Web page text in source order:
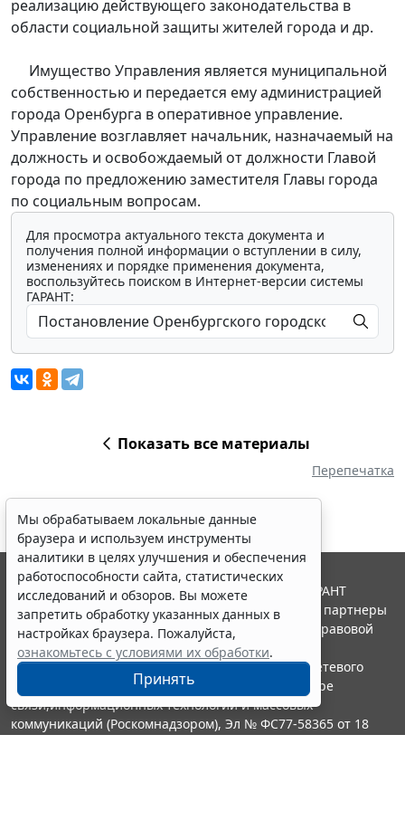
реализацию действующего законодательства в
области социальной защиты жителей города и др.
Имущество Управления является муниципальной
собственностью и передается ему администрацией
города Оренбурга в оперативное управление.
Управление возглавляет начальник, назначаемый на
должность и освобождаемый от должности Главой
города по предложению заместителя Главы города
по социальным вопросам.
Для просмотра актуального текста документа и
получения полной информации о вступлении в силу,
изменениях и порядке применения документа,
воспользуйтесь поиском в Интернет-версии системы
ГАРАНТ:
Показать все материалы
Перепечатка
Мы обрабатываем локальные данные
браузера и используем инструменты
аналитики в целях улучшения и обеспечения
работоспособности сайта, статистических
исследований и обзоров. Вы можете
запретить обработку указанных данных в
настройках браузера. Пожалуйста,
ознакомьтесь с условиями их обработки.
Принять
© ООО "НПП "ГАРАНТ-СЕРВИС", 2026. Система ГАРАНТ
выпускается с 1990 года. Компания "Гарант" и ее партнеры
являются участниками Российской ассоциации правовой
информации ГАРАНТ.
Портал ГАРАНТ.РУ зарегистрирован в качестве сетевого
издания Федеральной службой по надзору в сфере
связи,информационных технологий и массовых
коммуникаций (Роскомнадзором), Эл № ФС77-58365 от 18